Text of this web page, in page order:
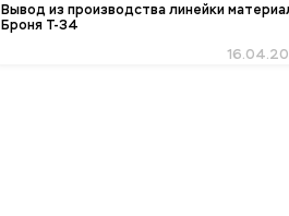
Вывод из производства линейки
Броня Т-34